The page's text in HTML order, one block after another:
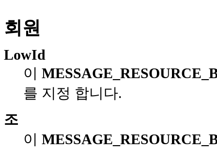
회원
LowId
이
를 지정 합니다.
조
이